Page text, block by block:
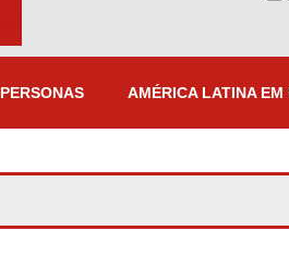
PERSONAS AMÉRICA LATINA EM